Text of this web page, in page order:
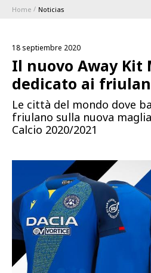
1896
Calendari e Risultati
Classifiche
CLUB
BLUENERGY
MEETING
SQUADRE
Home Noticias
18 septiembre 2020
Il nuovo Away Kit
dedicato ai
Le città del mondo dove
friulano sulla nuova
Calcio 2020/2021